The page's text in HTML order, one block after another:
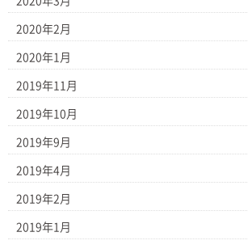
2020年2月
2020年1月
2019年11月
2019年10月
2019年9月
2019年4月
2019年2月
2019年1月